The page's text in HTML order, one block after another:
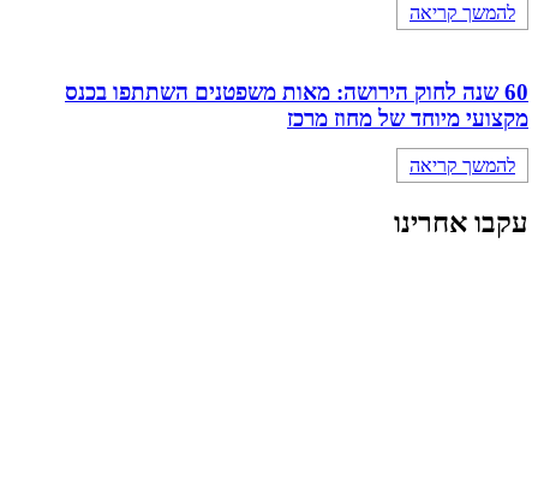
להמשך קריאה
60 שנה לחוק הירושה: מאות משפטנים השתתפו בכנס
מקצועי מיוחד של מחוז מרכז
להמשך קריאה
עקבו אחרינו